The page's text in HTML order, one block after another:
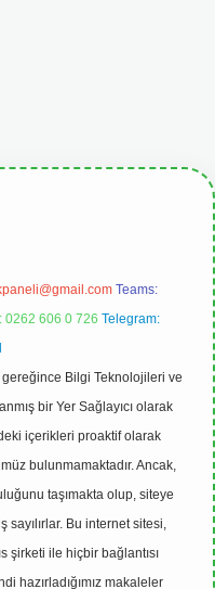
Teams:
0262 606 0 726 Telegram:
gereğince Bilgi Teknolojileri ve
bir Yer Sağlayıcı olarak
içerikleri proaktif olarak
bulunmamaktadır. Ancak,
taşımakta olup, siteye
Bu internet sitesi,
şirketi ile hiçbir bağlantısı
hazırladığımız makaleler